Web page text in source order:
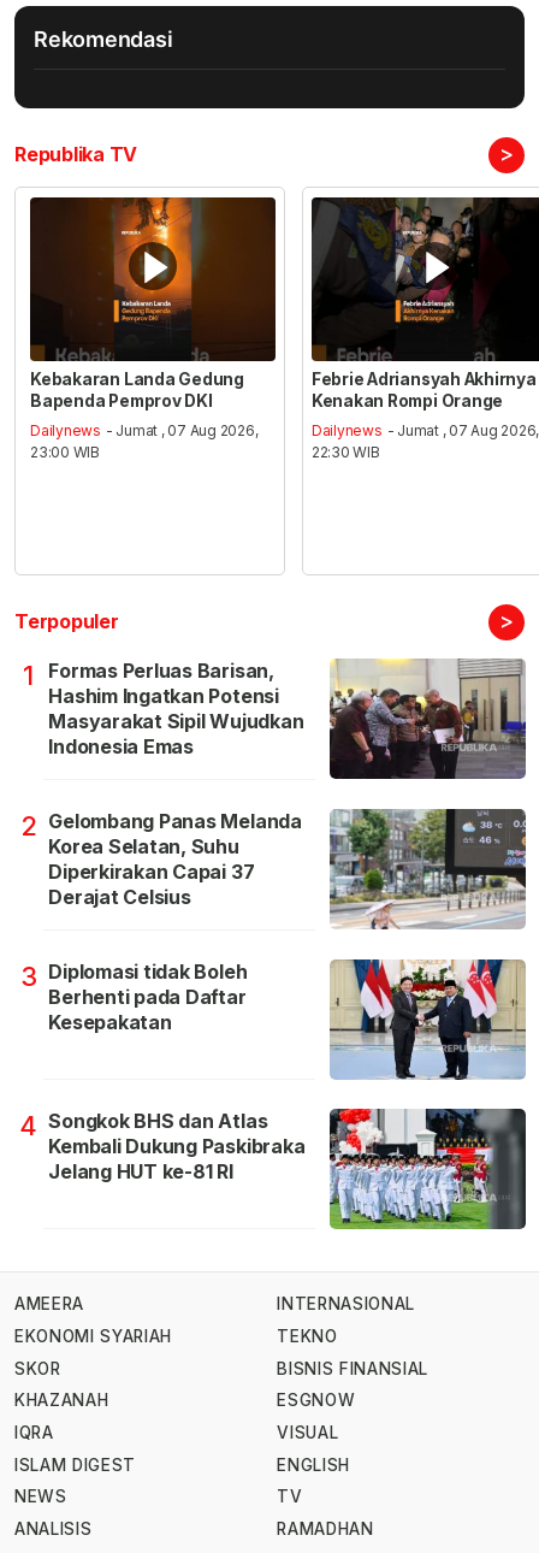
Rekomendasi
Republika TV >
Kebakaran Landa Gedung
Bapenda Pemprov DKI
Dailynews - Jumat , 07 Aug 2026,
23:00 WIB
Febrie Adriansyah Akhirnya
Kenakan Rompi Orange
Dailynews - Jumat , 07 Aug 2026,
22:30 WIB
Terpopuler >
1
Formas Perluas Barisan,
Hashim Ingatkan Potensi
Masyarakat Sipil Wujudkan
Indonesia Emas
2 Gelombang Panas Melanda
Korea Selatan, Suhu
Diperkirakan Capai 37
Derajat Celsius
3 Diplomasi tidak Boleh
Berhenti pada Daftar
Kesepakatan
4 Songkok BHS dan Atlas
Kembali Dukung Paskibraka
Jelang HUT ke-81 RI
AMEERA
EKONOMI SYARIAH
SKOR
KHAZANAH
IQRA
ISLAM DIGEST
NEWS
ANALISIS
INTERNASIONAL
TEKNO
BISNIS FINANSIAL
ESGNOW
VISUAL
ENGLISH
TV
RAMADHAN